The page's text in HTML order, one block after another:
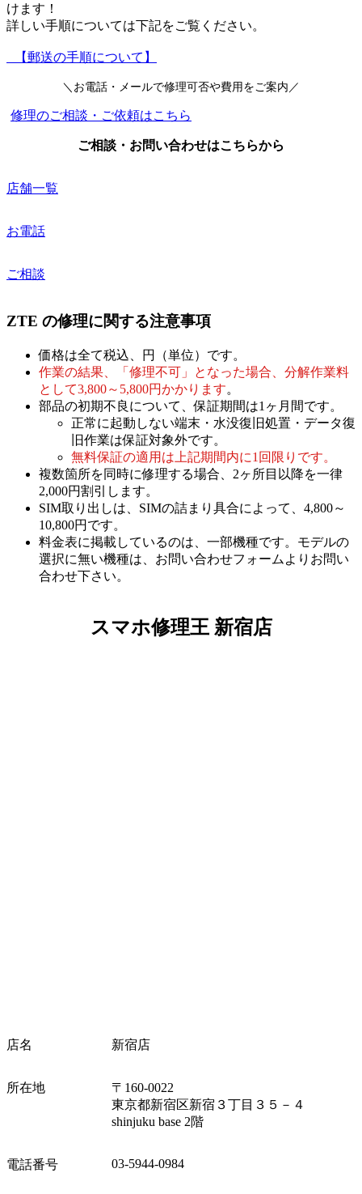
けます！
詳しい手順については下記をご覧ください。
【郵送の手順について】
＼お電話・メールで修理可否や費用をご案内／
修理のご相談・ご依頼はこちら
ご相談・お問い合わせはこちらから
店舗一覧
お電話
ご相談
ZTE の修理に関する注意事項
価格は全て税込、円（単位）です。
作業の結果、「修理不可」となった場合、分解作業料
として3,800～5,800円かかります。
部品の初期不良について、保証期間は1ヶ月間です。
正常に起動しない端末・水没復旧処置・データ復
旧作業は保証対象外です。
無料保証の適用は上記期間内に1回限りです。
複数箇所を同時に修理する場合、2ヶ所目以降を一律
2,000円割引します。
SIM取り出しは、SIMの詰まり具合によって、4,800～
10,800円です。
料金表に掲載しているのは、一部機種です。モデルの
選択に無い機種は、お問い合わせフォームよりお問い
合わせ下さい。
スマホ修理王 新宿店
店名 新宿店
所在地
〒160-0022
東京都新宿区新宿３丁目３５－４
shinjuku base 2階
電話番号 03-5944-0984